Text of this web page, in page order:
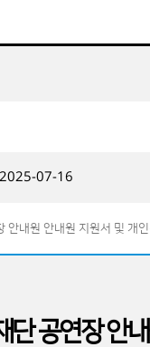
2025-07-16
안내원 안내원 지원서 및 개
공연장 안